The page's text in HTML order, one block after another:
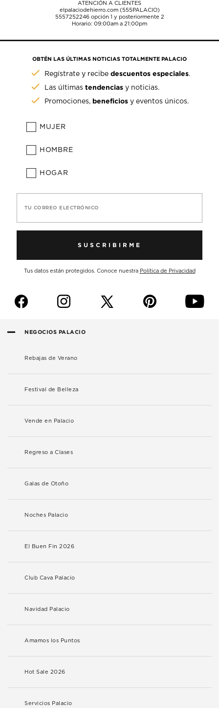
ATENCIÓN A CLIENTES
elpalaciodehierro.com (555PALACIO)
5557252246opción 1 y posteriormente 2
Horario: 09:00am a 21:00pm
OBTÉN LAS ÚLTIMAS NOTICIAS TOTALMENTE PALACIO
Regístrate y recibedescuentos especiales.
Las últimastendencias y noticias.
Promociones, beneficios y eventos únicos.
MUJER
HOMBRE
HOGAR
TU CORREO ELECTRÓNICO
SUSCRIBIRME
Tus datos están protegidos. Conoce nuestra Política de Privacidad
f i p y
NEGOCIOS PALACIO
Rebajas de Verano
Festival de Belleza
Vende en Palacio
Regreso a Clases
Galas de Otoño
Noches Palacio
El Buen Fin 2026
Club Cava Palacio
Navidad Palacio
Amamos los Puntos
Hot Sale 2026
Servicios Palacio